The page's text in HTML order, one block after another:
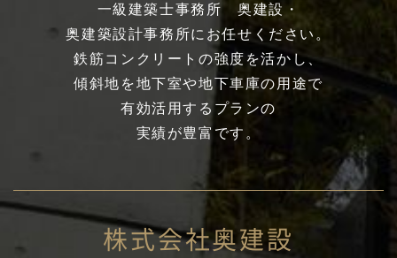
一級建築士事務所 奥建設・
奥建築設計事務所にお任せください。
鉄筋コンクリートの強度を活かし、
傾斜地を地下室や地下車庫の用途で
有効活用するプランの
実績が豊富です。
株式会社奥建設